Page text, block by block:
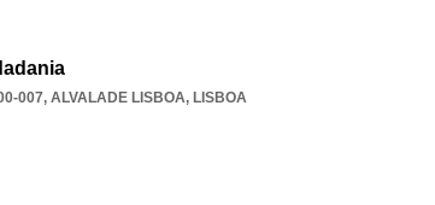
007, ALVALADE LISBOA, LISBOA